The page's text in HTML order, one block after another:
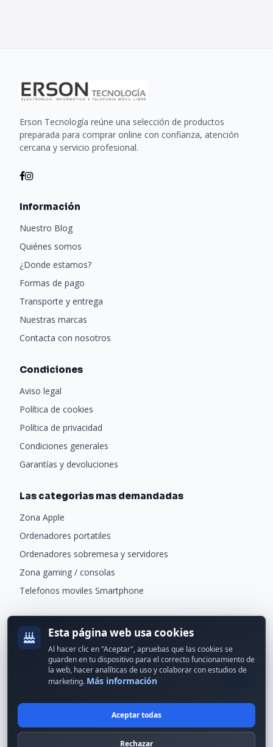
Erson Tecnología reúne una selección de productos
preparada para comprar online con confianza, atención
cercana y servicio profesional.
Información
Nuestro Blog
Quiénes somos
¿Donde estamos?
Formas de pago
Transporte y entrega
Nuestras marcas
Contacta con nosotros
Condiciones
Aviso legal
Política de cookies
Política de privacidad
Condiciones generales
Garantías y devoluciones
Las categorias mas demandadas
Zona Apple
Ordenadores portatiles
Ordenadores sobremesa y servidores
Zona gaming / consolas
Telefonos moviles Smartphone
Recibe ofertas exclusivas y novedades.
© 2024 Erson Tecnología. Todos los derechos reservados.
Esta página web usa cookies
Al hacer clic en "Aceptar", apruebas que las cookies se
guarden en tu dispositivo para el correcto funcionamiento de
la web, hacer analíticas de uso y colaborar con estudios de
marketing. Más información
Aceptar todas
Rechazar